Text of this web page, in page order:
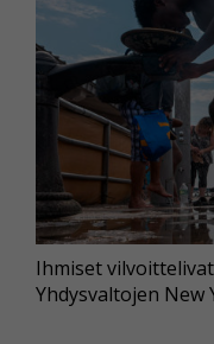
Ihmiset
Yhdysvaltojen New